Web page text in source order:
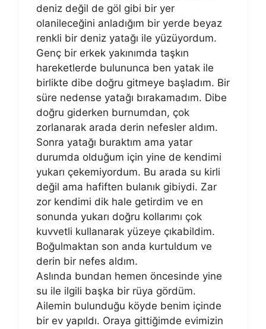
deniz değil de göl gibi bir yer
olanileceğini anladığım bir yerde beyaz
renkli bir deniz yatağı ile yüzüyordum.
Genç bir erkek yakınımda taşkın
hareketlerde bulununca ben yatak ile
birlikte dibe doğru gitmeye başladım. Bir
süre nedense yatağı bırakamadım. Dibe
doğru giderken burnumdan, çok
zorlanarak arada derin nefesler aldım.
Sonra yatağı buraktım ama yatar
durumda olduğum için yine de kendimi
yukarı çekemiyordum. Bu arada su kirli
değil ama hafiften bulanık gibiydi. Zar
zor kendimi dik hale getirdim ve en
sonunda yukarı doğru kollarımı çok
kuvvetli kullanarak yüzeye çıkabildim.
Boğulmaktan son anda kurtuldum ve
derin bir nefes aldım.
Aslında bundan hemen öncesinde yine
su ile ilgili başka bir rüya gördüm.
Ailemin bulunduğu köyde benim içinde
bir ev yapıldı. Oraya gittiğimde evimizin